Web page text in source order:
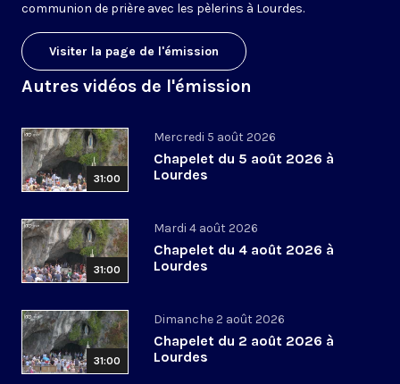
communion de prière avec les pèlerins à Lourdes.
Visiter la page de l'émission
Autres vidéos de l'émission
31:00
Mercredi 5 août 2026
Chapelet du 5 août 2026 à
Lourdes
31:00
Mardi 4 août 2026
Chapelet du 4 août 2026 à
Lourdes
31:00
Dimanche 2 août 2026
Chapelet du 2 août 2026 à
Lourdes